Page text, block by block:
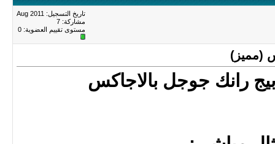
تاريخ التسجيل: Aug 2011
مشاركة: 7
مستوى تقييم العضوية: 0
(مميز)
رانك جوجل بالاجاكس